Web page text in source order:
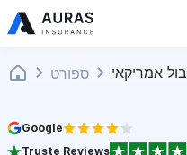
ספורט אמריקאי
Google
Truste Reviews